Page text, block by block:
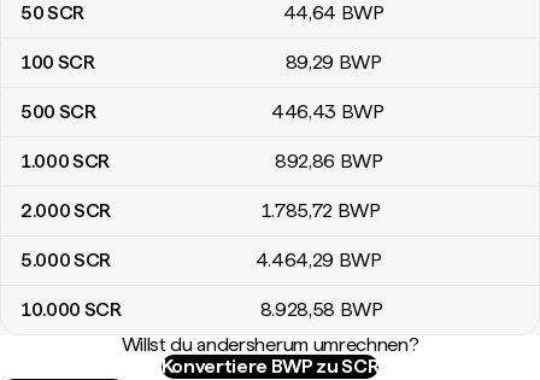
50SCR 44,64 BWP
100 SCR 89,29 BWP
500 SCR 446,43 BWP
1.000SCR 892,86 BWP
2.000SCR 1.785,72 BWP
5.000SCR 4.464,29 BWP
10.000 SCR 8.928,58 BWP
Willst du andersherum umrechnen?
Konvertiere BWP zu SCR